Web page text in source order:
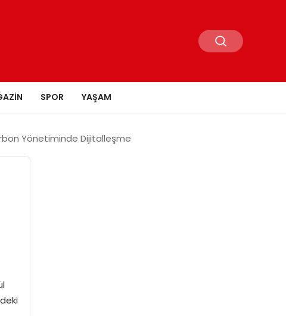
SPOR YAŞAM
Yönetiminde Dijitalleşme